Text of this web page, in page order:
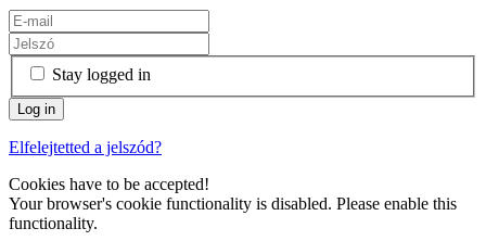
Stay logged in
Elfelejtetted a jelszód?
Cookies have to be accepted!
Your browser's cookie functionality is disabled. Please enable this
functionality.